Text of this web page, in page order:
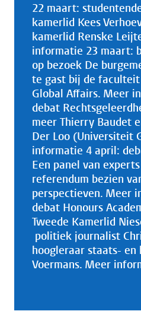
22 maart:
kamerlid Kees
kamerlid Renske
informatie 23 maart:
op bezoek De
te gast bij de faculteit
Global Affairs. Meer
debat
meer Thierry Baudet
Der Loo (Universiteit
informatie 4 april:
Een panel van
referendum bezien
perspectieven. Meer
debat Honours
Tweede Kamerlid
politiek journalist
hoogleraar staats- en
Voermans. Meer